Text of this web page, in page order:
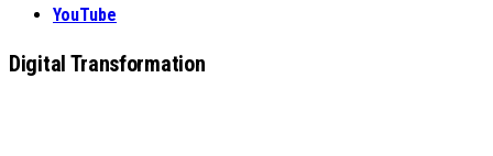
YouTube
Digital Transformation